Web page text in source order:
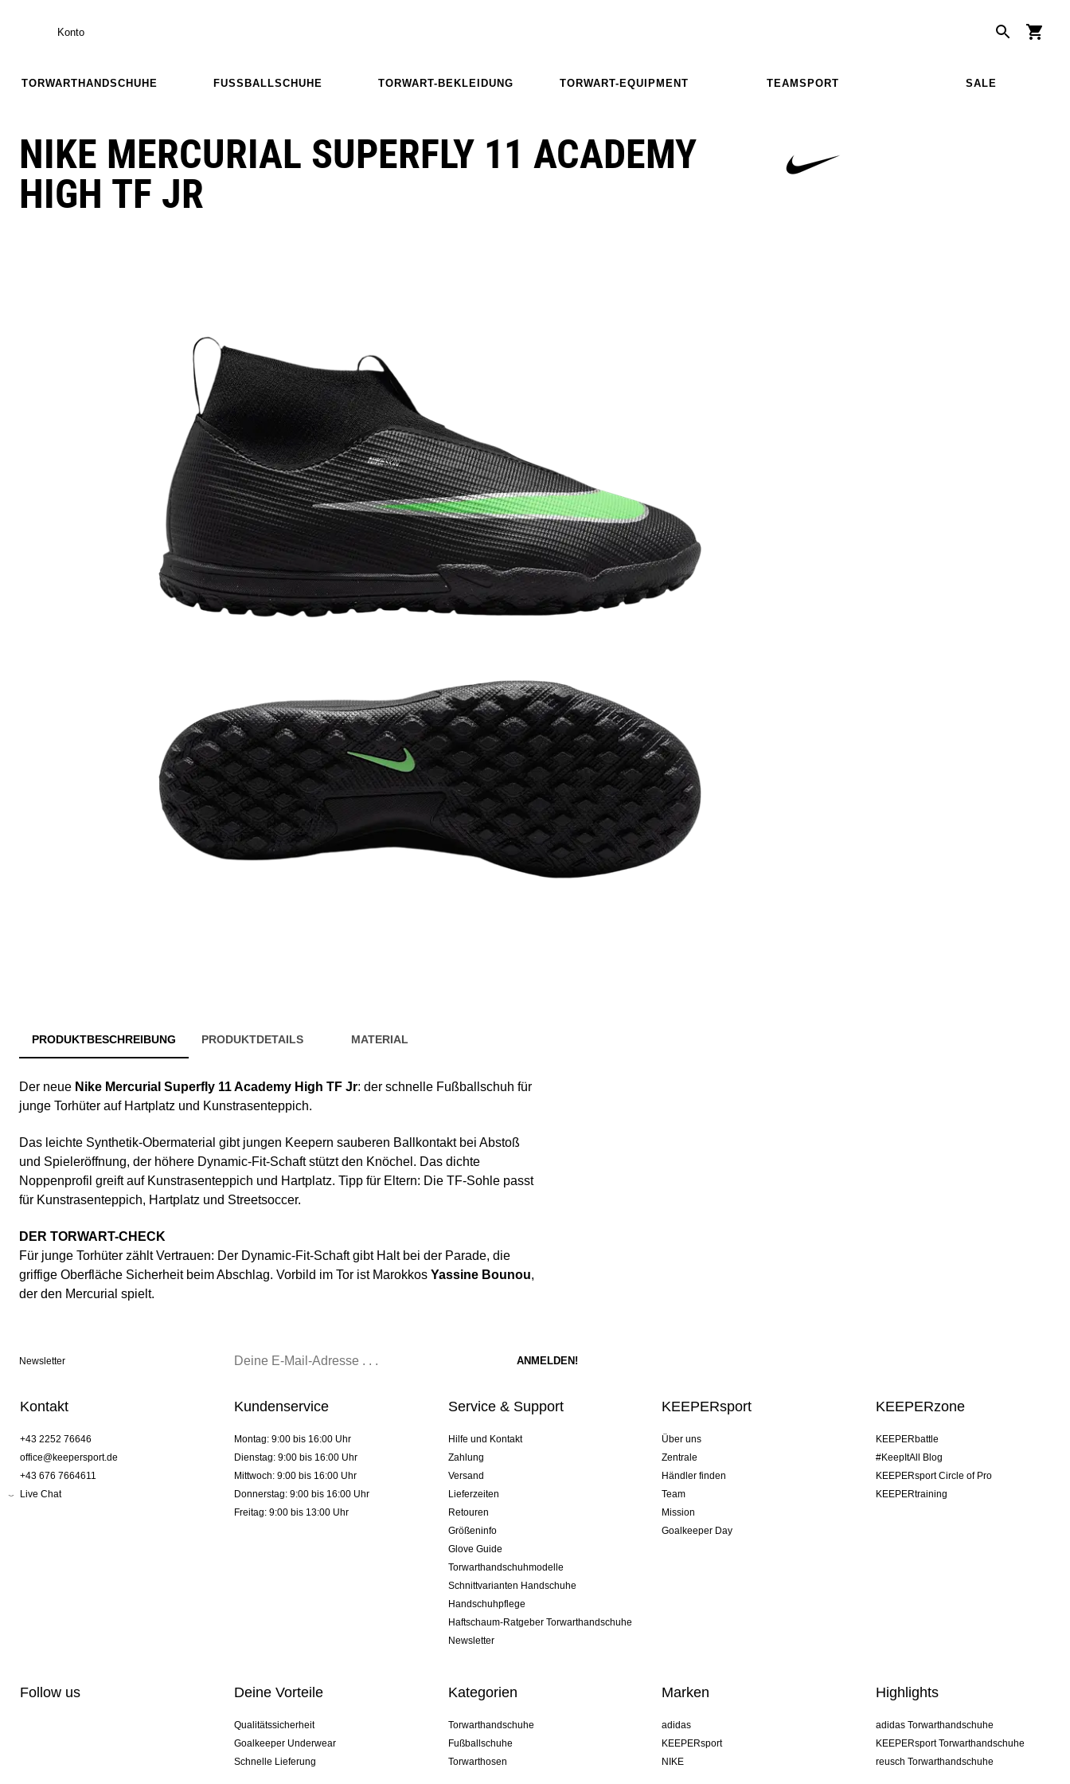
Konto
TORWARTHANDSCHUHE FUSSBALLSCHUHE TORWART-BEKLEIDUNG TORWART-EQUIPMENT TEAMSPORT SALE
NIKE MERCURIAL SUPERFLY 11 ACADEMY
HIGH TF JR
PRODUKTBESCHREIBUNG PRODUKTDETAILS MATERIAL
Der neue Nike Mercurial Superfly 11 Academy High TF Jr: der schnelle Fußballschuh für
junge Torhüter auf Hartplatz und Kunstrasenteppich.
Das leichte Synthetik-Obermaterial gibt jungen Keepern sauberen Ballkontakt bei Abstoß
und Spieleröffnung, der höhere Dynamic-Fit-Schaft stützt den Knöchel. Das dichte
Noppenprofil greift auf Kunstrasenteppich und Hartplatz. Tipp für Eltern: Die TF-Sohle passt
für Kunstrasenteppich, Hartplatz und Streetsoccer.
DER TORWART-CHECK
Für junge Torhüter zählt Vertrauen: Der Dynamic-Fit-Schaft gibt Halt bei der Parade, die
griffige Oberfläche Sicherheit beim Abschlag. Vorbild im Tor ist Marokkos Yassine Bounou,
der den Mercurial spielt.
Newsletter
Kontakt
+43 2252 76646
office@keepersport.de
+43 676 7664611
Live Chat
Kundenservice
Montag: 9:00 bis 16:00 Uhr
Dienstag: 9:00 bis 16:00 Uhr
Mittwoch: 9:00 bis 16:00 Uhr
Donnerstag: 9:00 bis 16:00 Uhr
Freitag: 9:00 bis 13:00 Uhr
Service & Support
Hilfe und Kontakt
Zahlung
Versand
Lieferzeiten
Retouren
Größeninfo
Glove Guide
Torwarthandschuhmodelle
Schnittvarianten Handschuhe
Handschuhpflege
Haftschaum-Ratgeber Torwarthandschuhe
Newsletter
KEEPERsport
Über uns
Zentrale
Händler finden
Team
Mission
Goalkeeper Day
KEEPERzone
KEEPERbattle
#KeepItAll Blog
KEEPERsport Circle of Pro
KEEPERtraining
Follow us Deine Vorteile
Qualitätssicherheit
Goalkeeper Underwear
Schnelle Lieferung
Kategorien
Torwarthandschuhe
Fußballschuhe
Torwarthosen
Marken
adidas
KEEPERsport
NIKE
Highlights
adidas Torwarthandschuhe
KEEPERsport Torwarthandschuhe
reusch Torwarthandschuhe